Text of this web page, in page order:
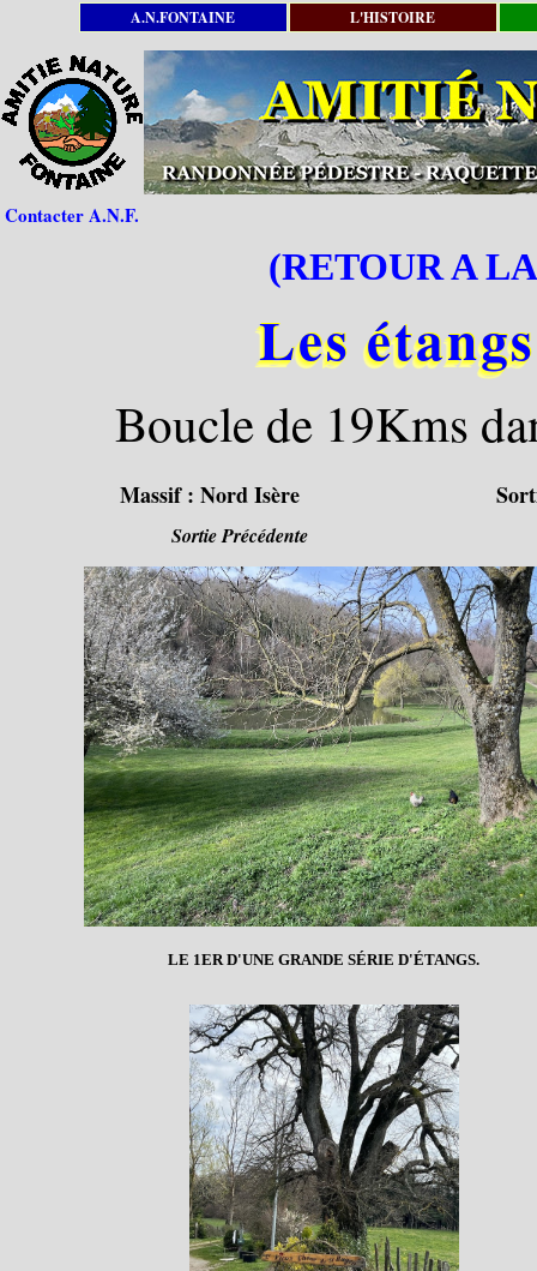
A.N.FONTAINE L'HISTOIRE
Contacter A.N.F.
(RETOUR A
Les
Boucle de 19Kms
Massif : Nord Isère
Sortie Précédente
LE 1ER D'UNE GRANDE SÉRIE D'ÉTANGS.